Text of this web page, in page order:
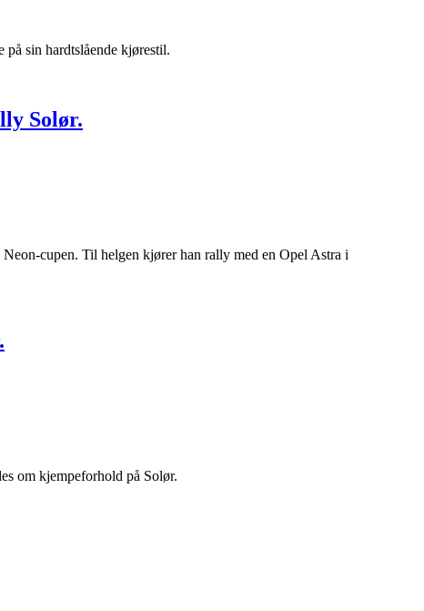
på sin hardtslående kjørestil.
Solør.
cupen. Til helgen kjører han rally med en Opel Astra i
om kjempeforhold på Solør.